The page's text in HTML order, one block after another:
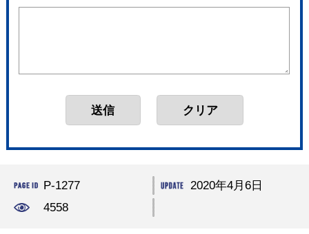
P-1277
2020年4月6日
4558